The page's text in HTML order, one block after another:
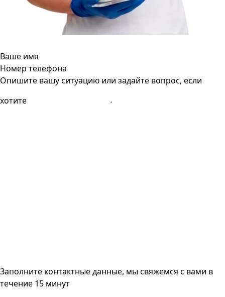
Ваше имя
Номер телефона
Опишите вашу ситуацию или задайте вопрос, если
хотите
Заполните контактные данные, мы свяжемся с вами в
течение 15 минут